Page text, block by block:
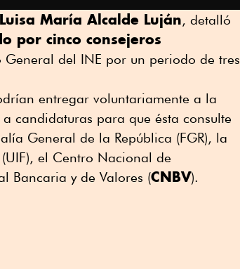
Luisa María Alcalde Luján, detalló
por cinco consejeros
del INE por un periodo de tres
entregar voluntariamente a la
candidaturas para que ésta consulte
General de la República (FGR), la
(UIF), el Centro Nacional de
Bancaria y de Valores (CNBV).